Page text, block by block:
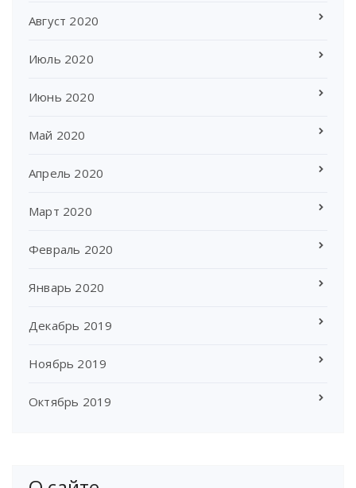
Август 2020
Июль 2020
Июнь 2020
Май 2020
Апрель 2020
Март 2020
Февраль 2020
Январь 2020
Декабрь 2019
Ноябрь 2019
Октябрь 2019